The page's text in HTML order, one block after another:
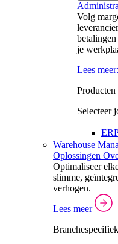
Volg
je
Lees meer:
Selecteer
Warehouse
Oplossingen
Optimaliseer
slimme,
verhogen.
Lees meer